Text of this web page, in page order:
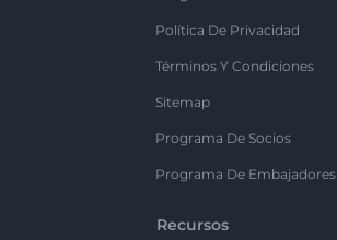
Política De Privacidad
Términos Y Condiciones
Sitemap
Programa De Socios
Programa De Embajadores
Recursos